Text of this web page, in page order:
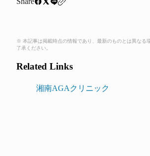
※ 本記事は掲載時点の情報であり、最新のものとは異なる
了承ください。
Related Links
湘南AGAクリニック